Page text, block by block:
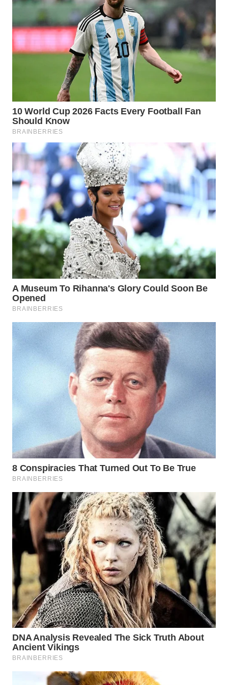
BOGOR
WN
DEPOK
WN
SAMOSIR
WN
PADANG
LAWAS
WN
SUMEDANG
WN
CIANJUR
WN
KEPULAUAN
SERIBU
WN
WN
INDRAMAYU
WN
KUNINGAN
WN
MAJALENGKA
WN
SUBANG
WN
SUKABUMI
PURWAKARTA
PRIANGAN